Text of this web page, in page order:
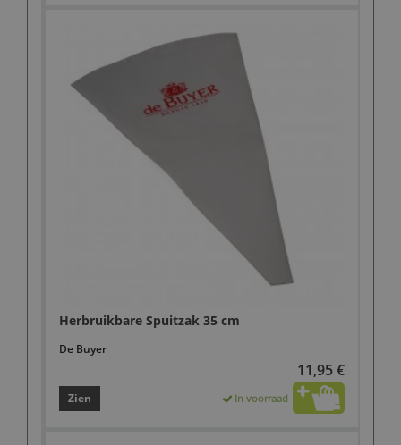
Herbruikbare Spuitzak 35 cm
De Buyer
11,95 €
Zien In voorraad